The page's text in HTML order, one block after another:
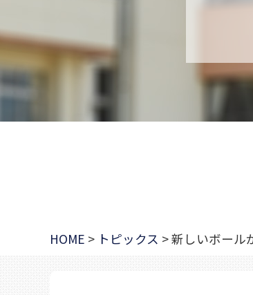
HOME > トピックス >新しいボール